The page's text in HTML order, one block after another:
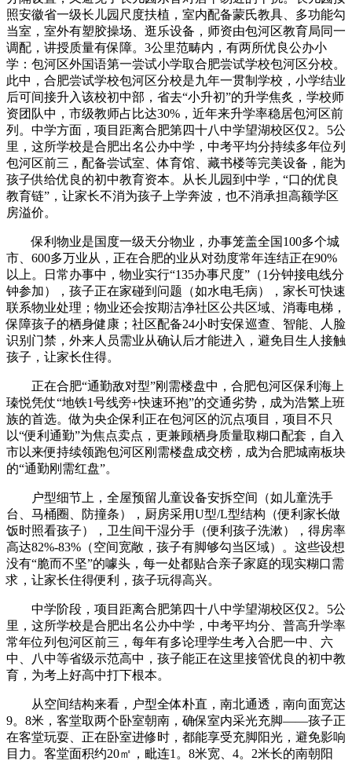
照安徽省一级长儿园尺度扶植，室内配备蒙氏教具、多功能勾
当室，室外有塑胶操场、逛乐设备，师资由包河区教育局同一
调配，讲授质量有保障。3公里范畴内，有两所优良公办小
学：包河区外国语第一尝试小学取合肥尝试学校包河区分校。
此中，合肥尝试学校包河区分校是九年一贯制学校，小学结业
后可间接升入该校初中部，省去“小升初”的升学焦炙，学校师
资团队中，市级教师占比达30%，近年来升学率稳居包河区前
列。中学方面，项目距离合肥第四十八中学望湖校区仅2。5公
里，这所学校是合肥出名公办中学，中考平均分持续多年位列
包河区前三，配备尝试室、体育馆、藏书楼等完美设备，能为
孩子供给优良的初中教育资本。从长儿园到中学，“口的优良
教育链”，让家长不消为孩子上学奔波，也不消承担高额学区
房溢价。
保利物业是国度一级天分物业，办事笼盖全国100多个城
市、600多万业从，正在合肥的业从对劲度常年连结正在90%
以上。日常办事中，物业实行“135办事尺度”（1分钟接电线分
钟参加），孩子正在家碰到问题（如水电毛病），家长可快速
联系物业处理；物业还会按期洁净社区公共区域、消毒电梯，
保障孩子的栖身健康；社区配备24小时安保巡查、智能、人脸
识别门禁，外来人员需业从确认后才能进入，避免目生人接触
孩子，让家长住得。
正在合肥“通勤敌对型”刚需楼盘中，合肥包河区保利海上
瑧悦凭仗“地铁1号线旁+快速环抱”的交通劣势，成为浩繁上班
族的首选。做为央企保利正在包河区的沉点项目，项目不只
以“便利通勤”为焦点卖点，更兼顾栖身质量取糊口配套，自入
市以来便持续领跑包河区刚需楼盘成交榜，成为合肥城南板块
的“通勤刚需红盘”。
户型细节上，全屋预留儿童设备安拆空间（如儿童洗手
台、马桶圈、防撞条），厨房采用U型/L型结构（便利家长做
饭时照看孩子），卫生间干湿分手（便利孩子洗漱），得房率
高达82%-83%（空间宽敞，孩子有脚够勾当区域）。这些设想
没有“脆而不坚”的噱头，每一处都贴合亲子家庭的现实糊口需
求，让家长住得便利，孩子玩得高兴。
中学阶段，项目距离合肥第四十八中学望湖校区仅2。5公
里，这所学校是合肥出名公办中学，中考平均分、普高升学率
常年位列包河区前三，每年有多论理学生考入合肥一中、六
中、八中等省级示范高中，孩子能正在这里接管优良的初中教
育，为考上好高中打下根本。
从空间结构来看，户型全体朴直，南北通透，南向面宽达
9。8米，客堂取两个卧室朝南，确保室内采光充脚——孩子正
在客堂玩耍、正在卧室进修时，都能享受充脚阳光，避免影响
目力。客堂面积约20㎡，毗连1。8米宽、4。2米长的南朝阳